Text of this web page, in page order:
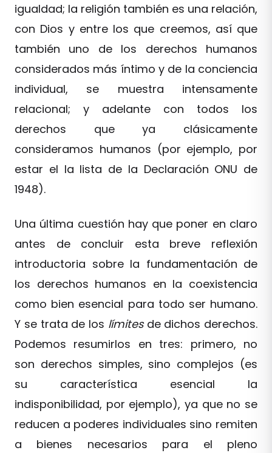
igualdad; la religión también es una relación,
con Dios y entre los que creemos, así que
también uno de los derechos humanos
considerados más íntimo y de la conciencia
individual, se muestra intensamente
relacional; y adelante con todos los
derechos que ya clásicamente
consideramos humanos (por ejemplo, por
estar el la lista de la Declaración ONU de
1948).
Una última cuestión hay que poner en claro
antes de concluir esta breve reflexión
introductoria sobre la fundamentación de
los derechos humanos en la coexistencia
como bien esencial para todo ser humano.
Y se trata de los límitesde dichos derechos.
Podemos resumirlos en tres: primero, no
son derechos simples, sino complejos (es
su característica esencial la
indisponibilidad, por ejemplo), ya que no se
reducen a poderes individuales sino remiten
a bienes necesarios para el pleno